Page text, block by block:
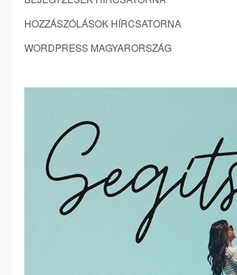
HOZZÁSZÓLÁSOK HÍRCSATORNA
WORDPRESS MAGYARORSZÁG